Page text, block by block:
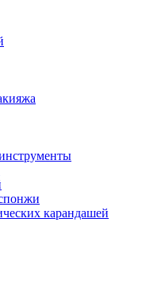
карандашей